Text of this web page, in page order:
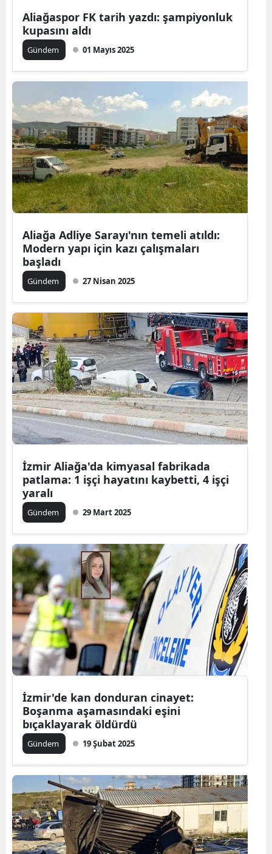
Aliağaspor FK tarih yazdı: şampiyonluk
kupasını aldı
Gündem 01 Mayıs 2025
Aliağa Adliye Sarayı'nın temeli atıldı:
Modern yapı için kazı çalışmaları
başladı
Gündem 27 Nisan 2025
İzmir Aliağa'da kimyasal fabrikada
patlama: 1 işçi hayatını kaybetti, 4 işçi
yaralı
Gündem 29 Mart 2025
İzmir'de kan donduran cinayet:
Boşanma aşamasındaki eşini
bıçaklayarak öldürdü
Gündem 19 Şubat 2025